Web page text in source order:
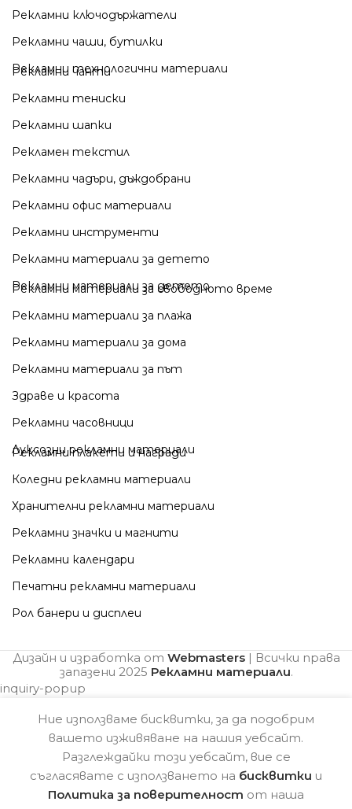
Рекламни ключодържатели
Рекламни чаши, бутилки
Рекламни технологични материали
Рекламни чанти
Рекламни тениски
Рекламни шапки
Рекламен текстил
Рекламни чадъри, дъждобрани
Рекламни офис материали
Рекламни инструменти
Рекламни материали за детето
Рекламни материали за детето
Рекламни материали за свободното време
Рекламни материали за плажа
Рекламни материали за дома
Рекламни материали за път
Здраве и красота
Рекламни часовници
Луксозни рекламни материали
Рекламни плакети и награди
Коледни рекламни материали
Хранителни рекламни материали
Рекламни значки и магнити
Рекламни календари
Печатни рекламни материали
Рол банери и дисплеи
Дизайн и изработка от Webmasters| Всички права
запазени 2025 Рекламни материали.
inquiry-popup
Ние използваме бисквитки, за да подобрим
вашето изживяване на нашия уебсайт.
Разглеждайки този уебсайт, вие се
съгласявате с използването на бисквитки и
Политика за поверителност от наша